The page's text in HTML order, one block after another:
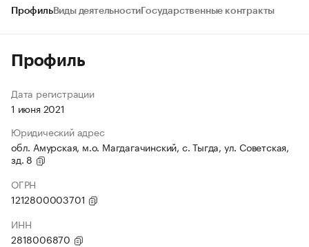
ПрофильВиды деятельности Государственные контракты
Профиль
Дата регистрации
1 июня 2021
Юридический адрес
обл. Амурская, м.о. Магдагачинский, с. Тыгда, ул. Советская,
зд. 8
ОГРН
1212800003701
ИНН
2818006870